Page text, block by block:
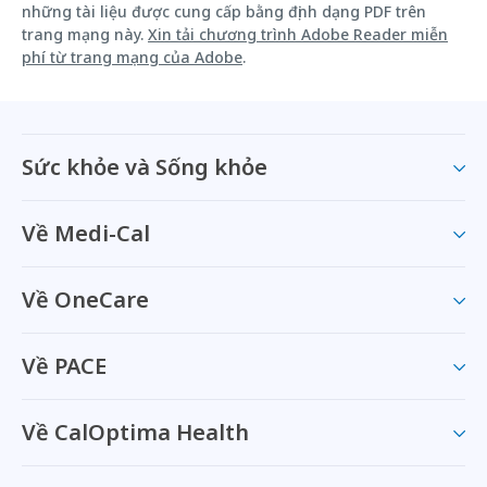
những tài liệu được cung cấp bằng định dạng PDF trên
trang mạng này. Xin tải chương trình Adobe Reader miễn
phí từ trang mạng của Adobe.
Sức khỏe và Sống khỏe
Về Medi-Cal
Về OneCare
Về PACE
Về CalOptima Health